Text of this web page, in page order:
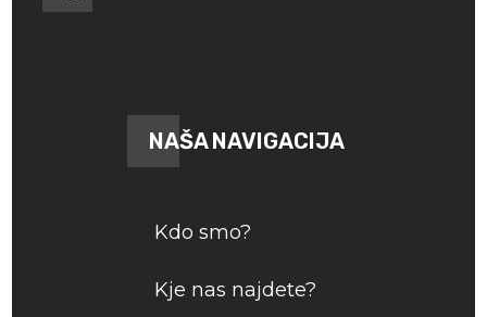
NAŠA NAVIGACIJA
Kdo smo?
Kje nas najdete?